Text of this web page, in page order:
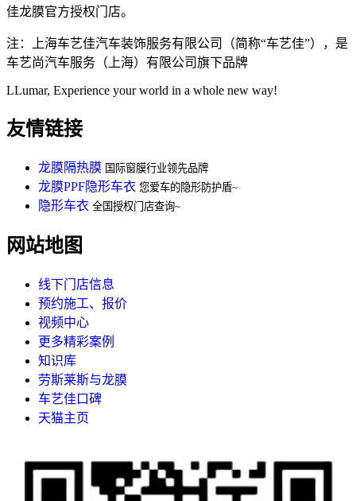
佳龙膜官方授权门店。
注：上海车艺佳汽车装饰服务有限公司（简称“车艺佳”），是
车艺尚汽车服务（上海）有限公司旗下品牌
LLumar, Experience your world in a whole new way!
友情链接
龙膜隔热膜 国际窗膜行业领先品牌
龙膜PPF隐形车衣 您爱车的隐形防护盾~
隐形车衣 全国授权门店查询~
网站地图
线下门店信息
预约施工、报价
视频中心
更多精彩案例
知识库
劳斯莱斯与龙膜
车艺佳口碑
天猫主页